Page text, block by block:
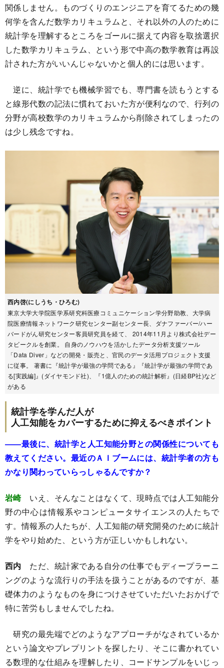
関係しません。ものづくりのエンジニアを育てるための幾
何学を含んだ数学カリキュラムと、それ以外の人のために
統計学を理解するところをゴールに据えて内容を取捨選択
した数学カリキュラム、という形で中高の数学教育は再設
計された方がいいんじゃないかと個人的には思います。
逆に、統計学でも機械学習でも、専門書を読もうとする
と線形代数の記法に慣れておいた方が便利なので、行列の
分野が高校数学のカリキュラムから削除されてしまったの
は少し残念ですね。
西内啓(にしうち・ひろむ)
東京大学大学院医学系研究科医療コミュニケーション学分野助教、大学病
院医療情報ネットワーク研究センター副センター長、ダナファーバー/ハー
バードがん研究センター客員研究員を経て、 2014年11月より株式会社デー
タビークルを創業。 自身のノウハウを活かしたデータ分析支援ツール
「Data Diver」などの開発・販売と、官民のデータ活用プロジェクト支援
に従事。 著書に『統計学が最強の学問である』『統計学が最強の学問であ
る[実践編]』(ダイヤモンド社)、『1億人のための統計解析』(日経BP社)など
がある
統計学を学んだ人が
人工知能をカバーするために抑えるべきポイント
――最後に、統計学と人工知能分野との関係性についても
教えてください。最近のＡＩブームには、統計学者の方も
かなり関わっていらっしゃるんですか？
岩崎いえ、そんなことはなくて、現時点では人工知能分
野の中心は情報系やコンピュータサイエンスの人たちで
す。情報系の人たちが、人工知能の研究開発のために統計
学をやり始めた、という方が正しいかもしれない。
西内 ただ、統計家である自分の仕事でもディープラーニ
ングのような流行りの手法を扱うことがあるのですが、基
礎体力のようなものを身につけさせていただいたおかげで
特に苦労もしませんでしたね。
研究の最先端でどのようなアプローチがなされているか
という論文やプレプリントを探したり、そこに書かれてい
る数理的な仕組みを理解したり、コードサンプルをいじっ